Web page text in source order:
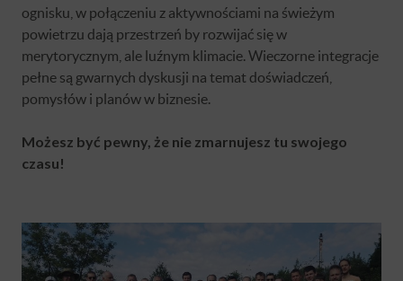
ognisku, w połączeniu z aktywnościami na świeżym
powietrzu dają przestrzeń by rozwijać się w
merytorycznym, ale luźnym klimacie. Wieczorne integracje
pełne są gwarnych dyskusji na temat doświadczeń,
pomysłów i planów w biznesie.
Możesz być pewny, że nie zmarnujesz tu swojego
czasu!